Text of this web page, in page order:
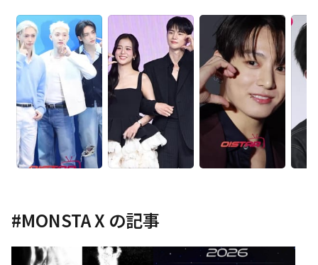
#MONSTA X の記事